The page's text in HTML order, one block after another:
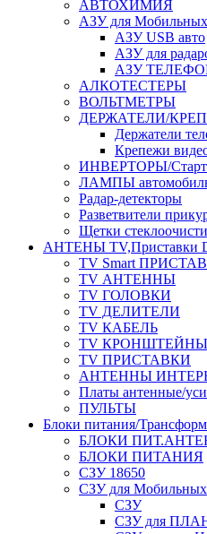
АВТОХИМИЯ
АЗУ для
АЗУ USB авто
АЗУ для
АЗУ
АЛКОТЕСТЕРЫ
ВОЛЬТМЕТРЫ
ДЕРЖАТЕЛИ/
Держатели
Крепежи
ИНВЕРТОРЫ/
ЛАМПЫ
Радар-детекторы
Разветвители
Щетки
АНТЕНЫ ТV,Приставки
TV Smart
TV АНТЕННЫ
TV ГОЛОВКИ
TV ДЕЛИТЕЛИ
TV КАБЕЛЬ
TV КРОНШТЕЙНЫ
TV ПРИСТАВКИ
АНТЕННЫ
Платы антенные/
ПУЛЬТЫ
Блоки питания/
БЛОКИ
БЛОКИ ПИТАНИЯ
СЗУ 18650
СЗУ для Мобильных
СЗУ
СЗУ для